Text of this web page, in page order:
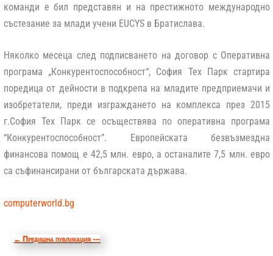
команди е бил представян и на престижното международно
състезание за млади учени EUCYS в Братислава.
Няколко месеца след подписването на договор с Оперативна
програма „Конкурентоспособност“, София Тех Парк стартира
поредица от дейности в подкрепа на младите предприемачи и
изобретатели, преди изграждането на комплекса през 2015
г.София Тех Парк се осъществява по оперативна програма
“Конкурентоспособност”. Европейската безвъзмездна
финансова помощ е 42,5 млн. евро, а останалите 7,5 млн. евро
са съфинансирани от българската държава.
computerworld.bg
← Предишна публикация ---